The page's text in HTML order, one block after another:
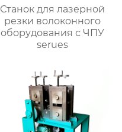
Станок для лазерной
резки волоконного
оборудования с ЧПУ
serues